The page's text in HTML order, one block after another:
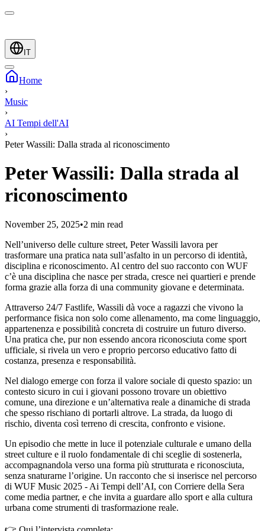
IT
Home
›
Music
›
AI Tempi dell'AI
›
Peter Wassili: Dalla strada al riconoscimento
Peter Wassili: Dalla strada al
riconoscimento
November 25, 2025•2 min read
Nell’universo delle culture street, Peter Wassili lavora per
trasformare una pratica nata sull’asfalto in un percorso di identità,
disciplina e riconoscimento. Al centro del suo racconto con WUF
c’è una disciplina che nasce per strada, cresce nei quartieri e prende
forma grazie alla forza di una community giovane e determinata.
Attraverso 24/7 Fastlife, Wassili dà voce a ragazzi che vivono la
performance fisica non solo come allenamento, ma come linguaggio,
appartenenza e possibilità concreta di costruire un futuro diverso.
Una pratica che, pur non essendo ancora riconosciuta come sport
ufficiale, si rivela un vero e proprio percorso educativo fatto di
costanza, presenza e responsabilità.
Nel dialogo emerge con forza il valore sociale di questo spazio: un
contesto sicuro in cui i giovani possono trovare un obiettivo
comune, una direzione e un’alternativa reale a dinamiche di strada
che spesso rischiano di portarli altrove. La strada, da luogo di
rischio, diventa così terreno di crescita, confronto e visione.
Un episodio che mette in luce il potenziale culturale e umano della
street culture e il ruolo fondamentale di chi sceglie di sostenerla,
accompagnandola verso una forma più strutturata e riconosciuta,
senza snaturarne l’origine. Un racconto che si inserisce nel percorso
di WUF Music 2025 - Ai Tempi dell’AI, con Corriere della Sera
come media partner, e che invita a guardare allo sport e alla cultura
urbana come strumenti di trasformazione reale.